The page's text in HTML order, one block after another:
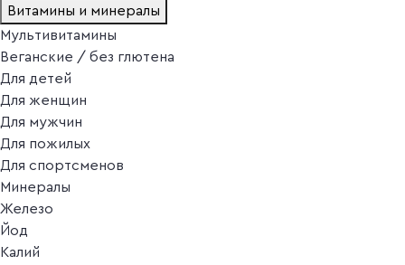
Витамины и минералы
Мультивитамины
Веганские / без глютена
Для детей
Для женщин
Для мужчин
Для пожилых
Для спортсменов
Минералы
Железо
Йод
Калий